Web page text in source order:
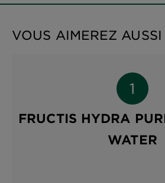
VOUS AIMEREZ AUSSI
FRUCTIS HYDRA
WATER